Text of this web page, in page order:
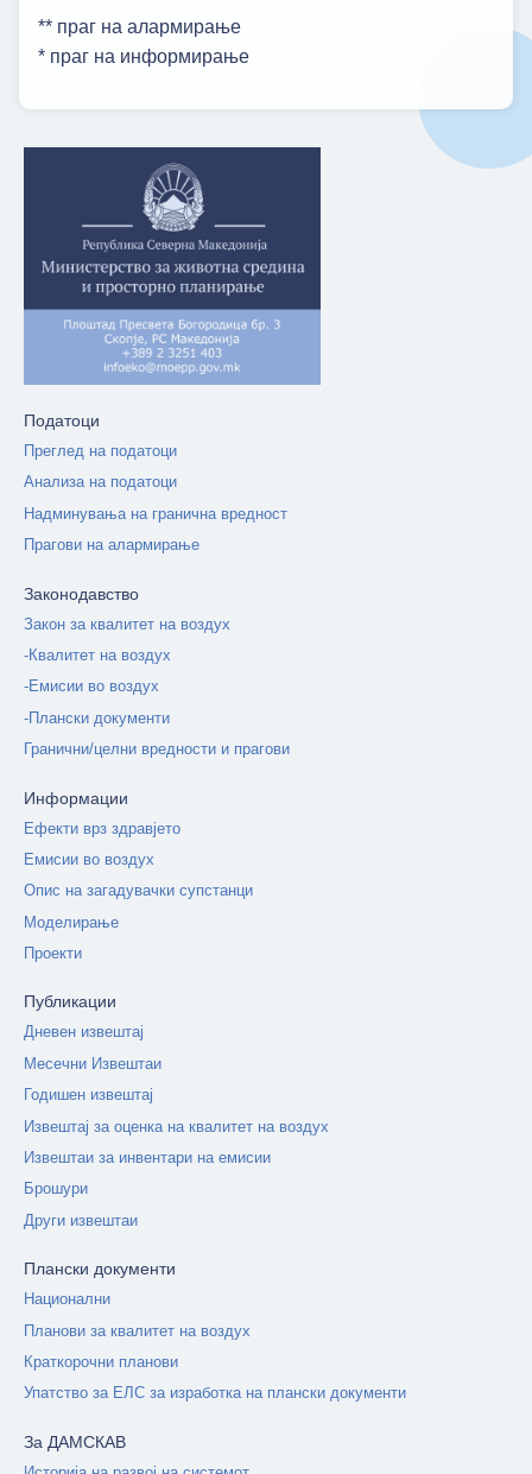
** праг на алармирање
* праг на информирање
Податоци
Преглед на податоци
Анализа на податоци
Надминувања на гранична вредност
Прагови на алармирање
Законодавство
Закон за квалитет на воздух
-Квалитет на воздух
-Емисии во воздух
-Плански документи
Гранични/целни вредности и прагови
Информации
Ефекти врз здравјето
Емисии во воздух
Опис на загадувачки супстанци
Моделирање
Проекти
Публикации
Дневен извештај
Месечни Извештаи
Годишен извештај
Извештај за оценка на квалитет на воздух
Извештаи за инвентари на емисии
Брошури
Други извештаи
Плански документи
Национални
Планови за квалитет на воздух
Краткорочни планови
Упатство за ЕЛС за изработка на плански документи
За ДАМСКАВ